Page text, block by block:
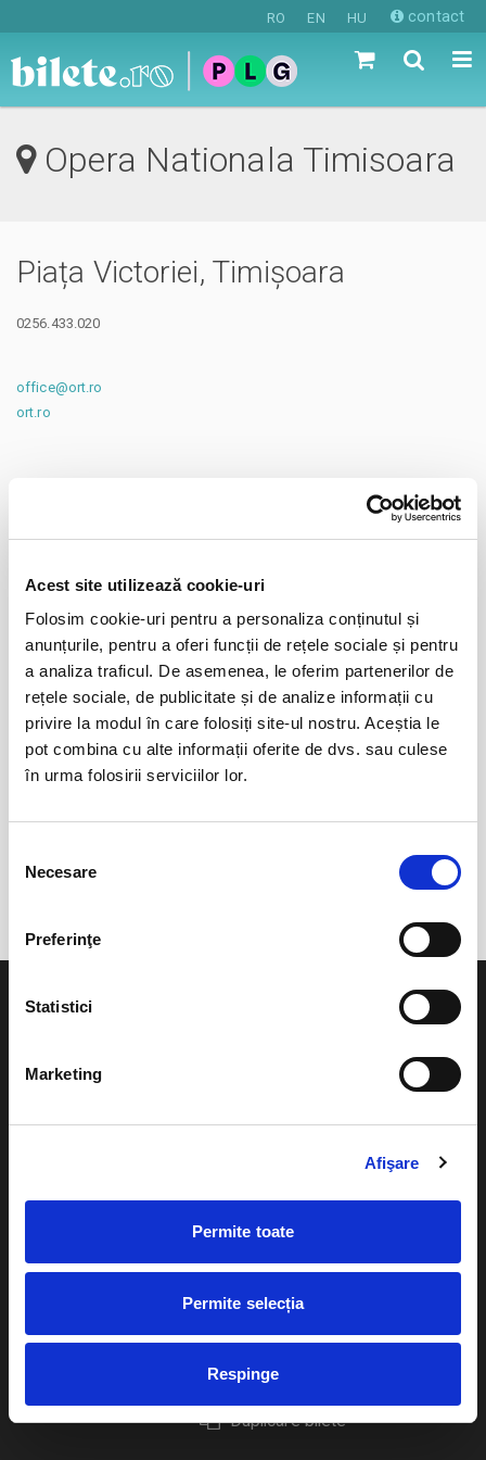
Acest site utilizează cookie-uri
Folosim cookie-uri pentru a personaliza conținutul și
anunțurile, pentru a oferi funcții de rețele sociale și pentru
a analiza traficul. De asemenea, le oferim partenerilor de
rețele sociale, de publicitate și de analize informații cu
privire la modul în care folosiți site-ul nostru. Aceștia le
pot combina cu alte informații oferite de dvs. sau culese
în urma folosirii serviciilor lor.
consimțământului
Necesare
Preferinţe
Statistici
Marketing
Afişare
Permite toate
Permite selecția
Respinge
RO EN HU contact
Opera Nationala Timisoara
Piața Victoriei, Timișoara
0256.433.020
office@ort.ro
ort.ro
0 evenimente in viitorul apropiat
revino mai tarziu
Opera Nationala
Plata online sau cash
Livrare prin curier
Returnare bilete
Duplicare bilete
Evenimente
festivaluri
Pentru copii